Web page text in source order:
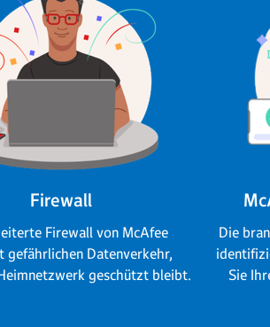
Firewall
Firewall von McAfee
gefährlichen Datenverkehr,
geschützt bleibt.
Die
Sie